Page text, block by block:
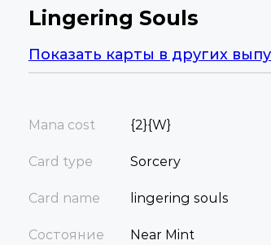
Lingering Souls
Показать карты в других
Mana cost {2}{W}
Card type Sorcery
Card name lingering souls
Состояние Near Mint